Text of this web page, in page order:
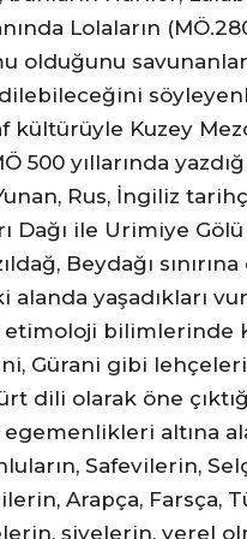
Lolaların
olduğunu
Kuzey
500 yıllarında
Rus, İngiliz
Dağı ile Urimiye
Beydağı
alanda yaşadıkları
etimoloji
Gürani gibi
dili olarak öne
egemenlikleri altına
Safevilerin,
Arapça, Farsça,
şivelerin, yerel